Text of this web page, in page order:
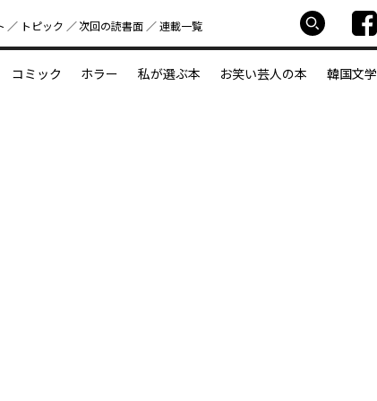
トピック 次回の読書⾯ 連載一覧
コミック ホラー 私が選ぶ本 お笑い芸人の本 韓国文学